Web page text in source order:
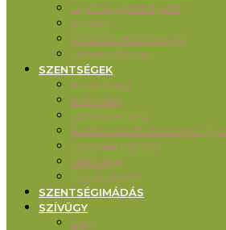
Liget Segítőszolgálat
Rendek
Oktatási intézmények
Idősek otthona
SZENTSÉGEK
Keresztség
Bérmálás
Oltáriszentség
Bűnbocsánat szentsége
Betegek kenete
Házasság
Egyházi rend
SZENTSÉGIMÁDÁS
SZÍVÜGY
Blog